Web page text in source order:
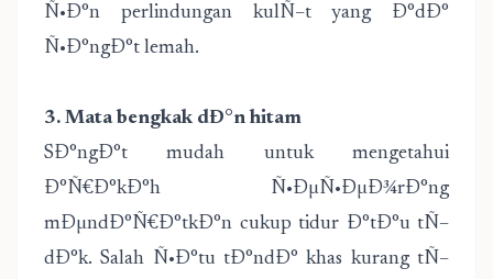
Ñ•Ð°n perlindungan kulÑ–t yang Ð°dÐ°
Ñ•Ð°ngÐ°t lemah.
3. Mata bengkak dÐ°n hitam
SÐ°ngÐ°t mudah untuk mengetahui
Ð°Ñ€Ð°kÐ°h Ñ•ÐµÑ•ÐµÐ¾rÐ°ng
mÐµndÐ°Ñ€Ð°tkÐ°n cukup tidur Ð°tÐ°u tÑ–
dÐ°k. Salah Ñ•Ð°tu tÐ°ndÐ° khas kurang tÑ–